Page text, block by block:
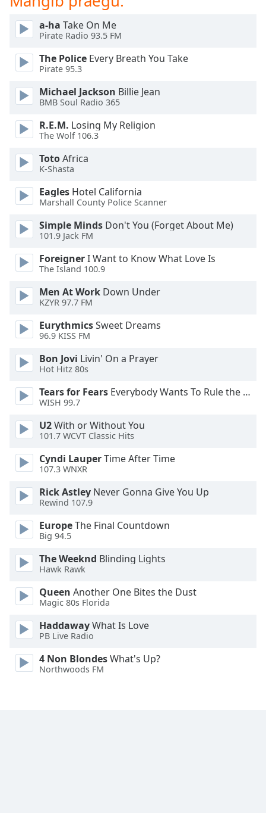
dialog
window.
Escape
cancel
and
close
Text
Color
Opacity
Text
Background
Background
Color
Opacity
Font
Size
Text
Edge
Style
Font
Dialog
End
dialog
a-ha Take On Me
Pirate Radio 93.5 FM
The Police Every Breath You Take
Pirate 95.3
Michael Jackson Billie Jean
BMB Soul Radio 365
R.E.M. Losing My Religion
The Wolf 106.3
TotoAfrica
K-Shasta
Eagles Hotel California
Marshall County Police Scanner
Simple Minds Don't You (Forget About Me)
101.9 Jack FM
ForeignerI Want to Know What Love Is
The Island 100.9
Men At Work Down Under
KZYR 97.7 FM
EurythmicsSweet Dreams
96.9 KISS FM
Bon Jovi Livin' On a Prayer
Hot Hitz 80s
Tears for Fears Everybody Wants To Rule the World
WISH 99.7
U2With or Without You
101.7 WCVT Classic Hits
Cyndi LauperTime After Time
107.3 WNXR
Rick Astley Never Gonna Give You Up
Rewind 107.9
EuropeThe Final Countdown
Big 94.5
The Weeknd Blinding Lights
Hawk Rawk
Queen Another One Bites the Dust
Magic 80s Florida
HaddawayWhat Is Love
PB Live Radio
4 Non BlondesWhat's Up?
Northwoods FM